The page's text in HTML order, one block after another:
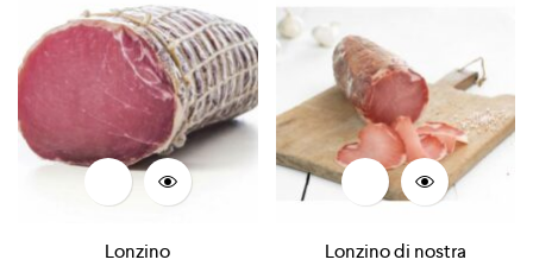
Lonzino
Lonzino di nostra